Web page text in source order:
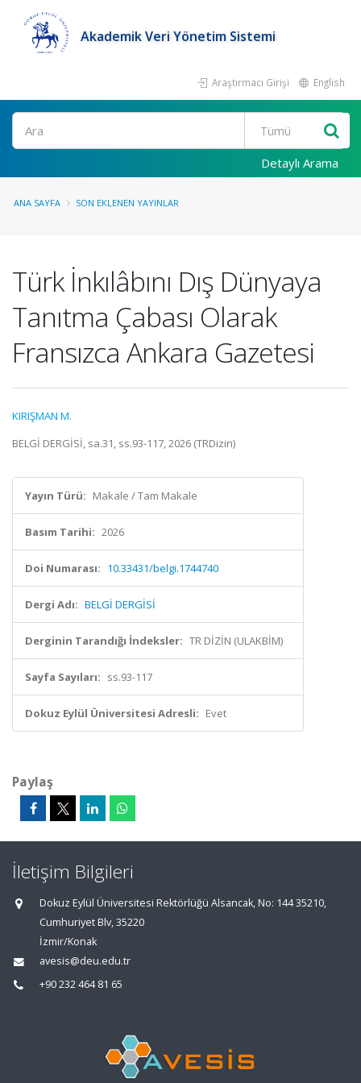
Akademik Veri Yönetim Sistemi
Araştırmacı Girişi English
Ara
Detaylı Arama
ANA SAYFA SON EKLENEN YAYINLAR
Türk İnkılâbını Dış Dünyaya
Tanıtma Çabası Olarak
Fransızca Ankara Gazetesi
KIRIŞMAN M.
BELGİ DERGİSİ, sa.31, ss.93-117, 2026 (TRDizin)
Yayın Türü: Makale / Tam Makale
Basım Tarihi: 2026
Doi Numarası: 10.33431/belgi.1744740
Dergi Adı: BELGİ DERGİSİ
Derginin Tarandığı İndeksler: TR DİZİN (ULAKBİM)
Sayfa Sayıları: ss.93-117
Dokuz Eylül Üniversitesi Adresli: Evet
Paylaş
İletişim Bilgileri
Dokuz Eylül Üniversitesi Rektörlüğü Alsancak, No: 144 35210,
Cumhuriyet Blv, 35220
İzmir/Konak
avesis@deu.edu.tr
+90 232 464 81 65